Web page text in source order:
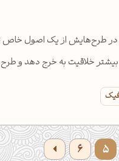
در طرح‌هایش از یک اصول
خلاقیت به خرج دهد و
5
6